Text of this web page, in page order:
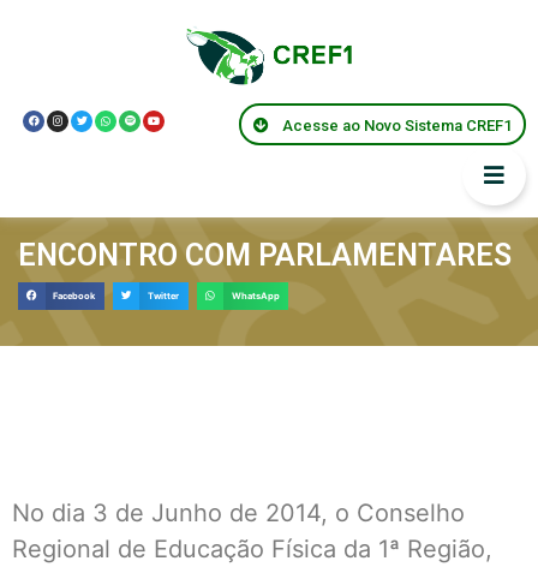
Acesse ao Novo Sistema CREF1
ENCONTRO COM PARLAMENTARES
Facebook Twitter WhatsApp
No dia 3 de Junho de 2014, o Conselho
Regional de Educação Física da 1ª Região,